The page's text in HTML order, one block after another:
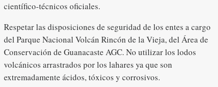
científico-técnicos oficiales.
Respetar las disposiciones de seguridad de los entes a cargo
del Parque Nacional Volcán Rincón de la Vieja, del Área de
Conservación de Guanacaste AGC. No utilizar los lodos
volcánicos arrastrados por los lahares ya que son
extremadamente ácidos, tóxicos y corrosivos.